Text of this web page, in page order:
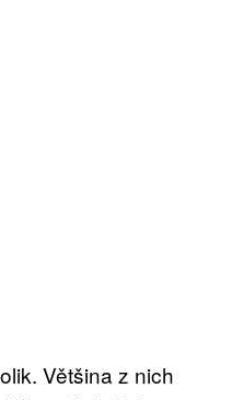
Většina z nich